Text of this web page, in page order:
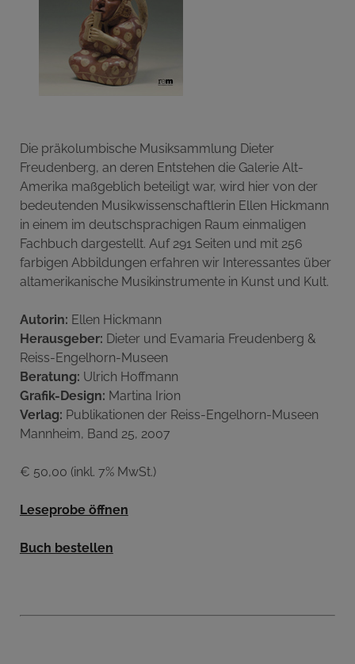
Die präkolumbische Musiksammlung Dieter
Freudenberg, an deren Entstehen die Galerie Alt-
Amerika maßgeblich beteiligt war, wird hier von der
bedeutenden Musikwissenschaftlerin Ellen Hickmann
in einem im deutschsprachigen Raum einmaligen
Fachbuch dargestellt. Auf 291 Seiten und mit 256
farbigen Abbildungen erfahren wir Interessantes über
altamerikanische Musikinstrumente in Kunst und Kult.
Autorin: Ellen Hickmann
Herausgeber: Dieter und Evamaria Freudenberg &
Reiss-Engelhorn-Museen
Beratung: Ulrich Hoffmann
Grafik-Design: Martina Irion
Verlag: Publikationen der Reiss-Engelhorn-Museen
Mannheim, Band 25, 2007
€ 50,00 (inkl. 7% MwSt.)
Leseprobe öffnen
Buch bestellen